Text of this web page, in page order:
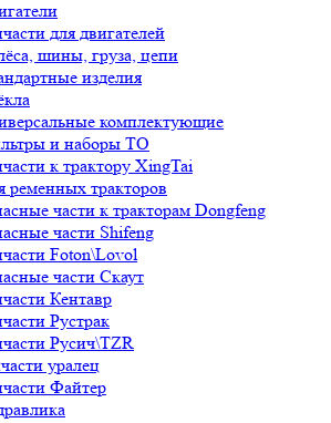
для двигателей
шины, груза, цепи
изделия
комплектующие
и наборы ТО
к трактору XingTai
ременных тракторов
части к тракторам Dongfeng
части Shifeng
Foton\Lovol
части Скаут
Кентавр
Рустрак
Русич\TZR
уралец
Файтер